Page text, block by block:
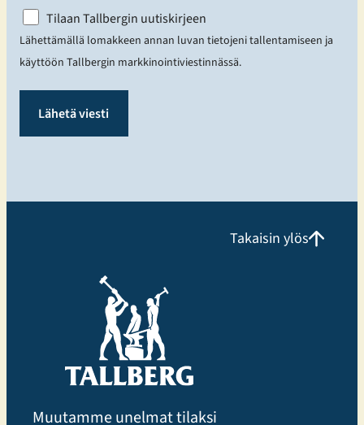
N
m
e
Tilaan Tallbergin uutiskirjeen
Lähettämällä lomakkeen annan luvan tietojeni tallentamiseen ja
käyttöön Tallbergin markkinointiviestinnässä.
Takaisin ylös
Muutamme unelmat tilaksi